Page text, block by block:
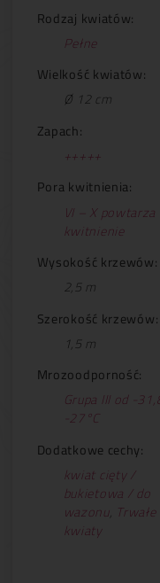
Rodzaj kwiatów:
Pełne
Wielkość kwiatów:
Ø 12 cm
Zapach:
+++++
Pora kwitnienia:
VI – X powtarza
kwitnienie
Wysokość krzewów:
2,5 m
Szerokość krzewów:
1,5 m
Mrozoodporność:
Grupa III od -
-27°C
Dodatkowe cechy:
kwiat cięty /
bukietowa / do
wazonu, Trwałe
kwiaty